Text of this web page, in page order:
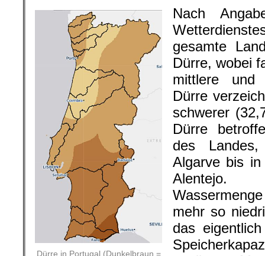
Dürre in Portugal (Dunkelbraun =
Nach
gesamte
Dürre, wobei
mittlere und
Dürre
schwerer
Dürre
des
Algarve bis
Alentejo.
mehr so
das